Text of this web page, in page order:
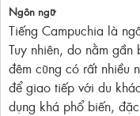
Ngôn ngữ
Tiếng Campuchia là
Tuy nhiên, do nằm
đêm cũng có rất nhiều
để giao tiếp với du
dụng khá phổ biến,